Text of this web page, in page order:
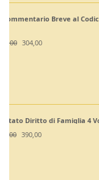
Off
Off.